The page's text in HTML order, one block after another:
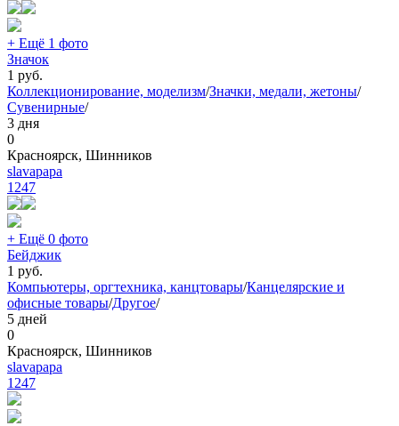
+ Ещё 1 фото
Значок
1 руб.
Коллекционирование, моделизм/Значки, медали, жетоны/
Сувенирные/
3 дня
0
Красноярск, Шинников
slavapapa
1247
+ Ещё 0 фото
Бейджик
1 руб.
Компьютеры, оргтехника, канцтовары/Канцелярские и
офисные товары/Другое/
5 дней
0
Красноярск, Шинников
slavapapa
1247